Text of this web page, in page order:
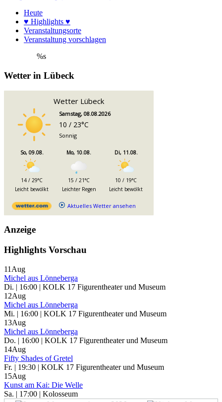
Heute
♥ Highlights ♥
Veranstaltungsorte
Veranstaltung vorschlagen
%s
Wetter in Lübeck
Wetter Lübeck
Samstag, 08.08.2026
10 / 23°C
Sonnig
So, 09.08.
14 / 29°C
Leicht bewölkt
Mo, 10.08.
15 / 21°C
Leichter Regen
Di, 11.08.
10 / 19°C
Leicht bewölkt
Aktuelles Wetter ansehen
Anzeige
Highlights Vorschau
11 Aug
Michel aus Lönneberga
Di. | 16:00 | KOLK 17 Figurentheater und Museum
12Aug
Michel aus Lönneberga
Mi. | 16:00 | KOLK 17 Figurentheater und Museum
13Aug
Michel aus Lönneberga
Do. | 16:00 | KOLK 17 Figurentheater und Museum
14Aug
Fifty Shades of Gretel
Fr. | 19:30 | KOLK 17 Figurentheater und Museum
15Aug
Kunst am Kai: Die Welle
Sa. | 17:00 | Kolosseum